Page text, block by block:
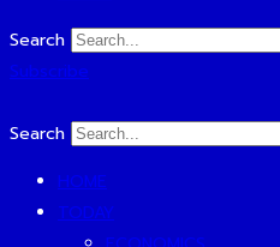
Search
Subscribe
Search
HOME
TODAY